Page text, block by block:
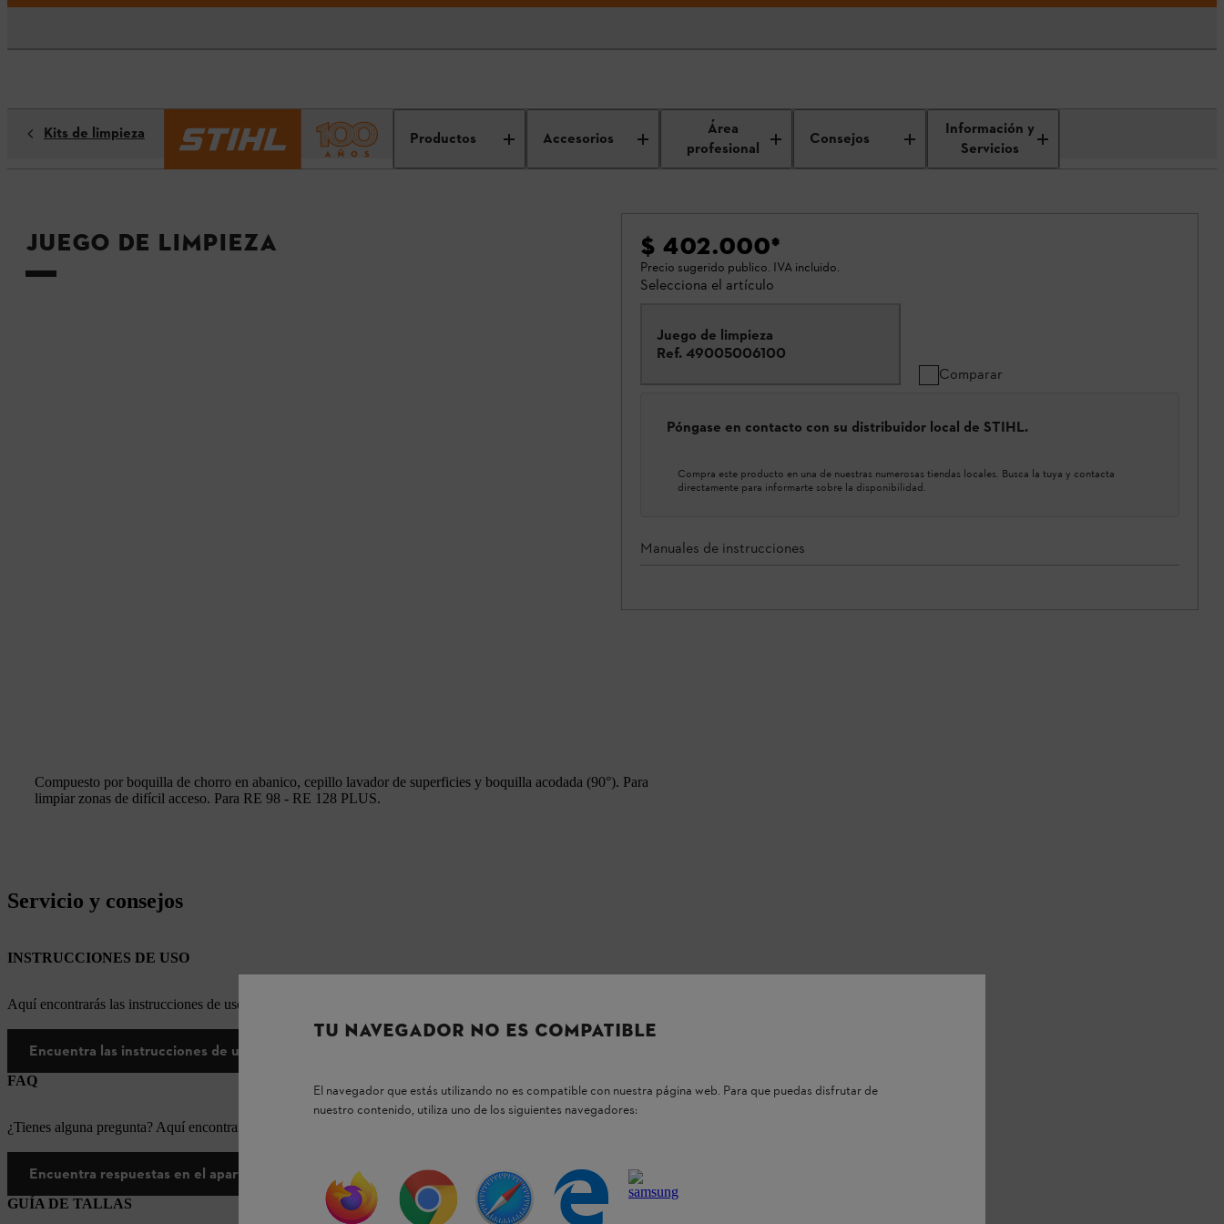
Productos Accesorios
Área
profesional
Consejos
Información y
Servicios
Kits de limpieza
Juego de limpieza $ 402.000*
Precio sugerido publico. IVA incluido.
Selecciona el artículo
Juego de limpieza
Ref. 49005006100
Comparar
Póngase en contacto con su distribuidor local de STIHL.
Compra este producto en una de nuestras numerosas tiendas locales. Busca la tuya y contacta
directamente para informarte sobre la disponibilidad.
Manuales de instrucciones
Compuesto por boquilla de chorro en abanico, cepillo lavador de superficies y boquilla acodada (90°). Para
limpiar zonas de difícil acceso. Para RE 98 - RE 128 PLUS.
Servicio y consejos
INSTRUCCIONES DE USO
Aquí encontrarás las instrucciones de uso correspondientes a nuestros productos STIHL
Encuentra las instrucciones de uso aquí
FAQ
¿Tienes alguna pregunta? Aquí encontrarás las respuestas a las preguntas más frecuentes
Encuentra respuestas en el apartado de preguntas frecuentes
GUÍA DE TALLAS
TU NAVEGADOR NO ES COMPATIBLE
El navegador que estás utilizando no es compatible con nuestra página web. Para que puedas disfrutar de
nuestro contenido, utiliza uno de los siguientes navegadores: